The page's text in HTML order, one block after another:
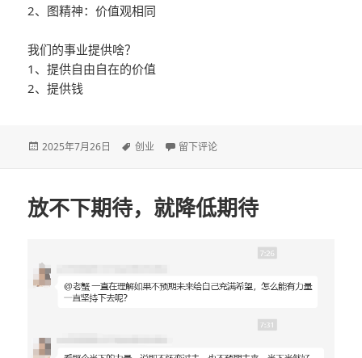
2、图精神：价值观相同
我们的事业提供啥？
1、提供自由自在的价值
2、提供钱
发
2025年7月26日
标
创业 于图个啥？
留下评论
放不下期待，就降低期待